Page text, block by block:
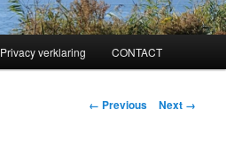
Privacy verklaring CONTACT
Image
← Previous Next →